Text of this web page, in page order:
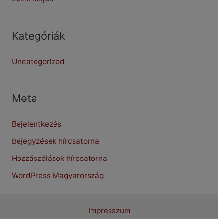
Kategóriák
Uncategorized
Meta
Bejelentkezés
Bejegyzések hírcsatorna
Hozzászólások hírcsatorna
WordPress Magyarország
Impresszum